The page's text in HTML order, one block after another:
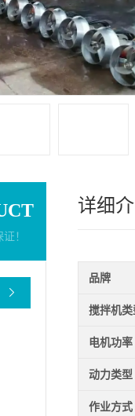
！
详细
品牌
搅拌机类
电机功率
动力类型
作业方式